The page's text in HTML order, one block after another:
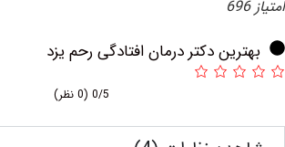
دکتر درمان افتادگی رحم یزد